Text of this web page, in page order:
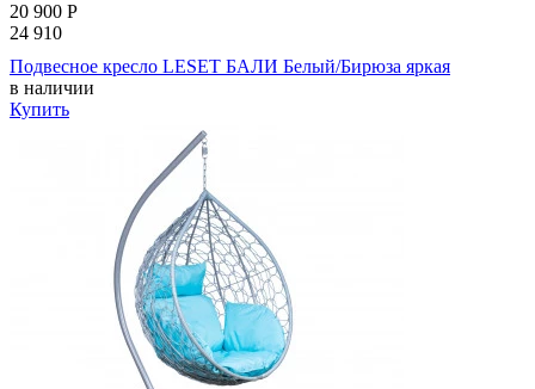
20 900 Р
24 910
Подвесное кресло LESET БАЛИ Белый/Бирюза яркая
в наличии
Купить